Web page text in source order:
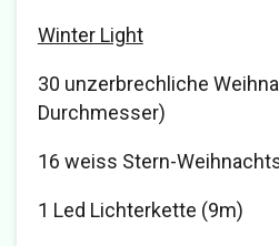
Winter Light
30 unzerbrechliche
Durchmesser)
16 weiss Stern-
1 Led Lichterkette (9m)